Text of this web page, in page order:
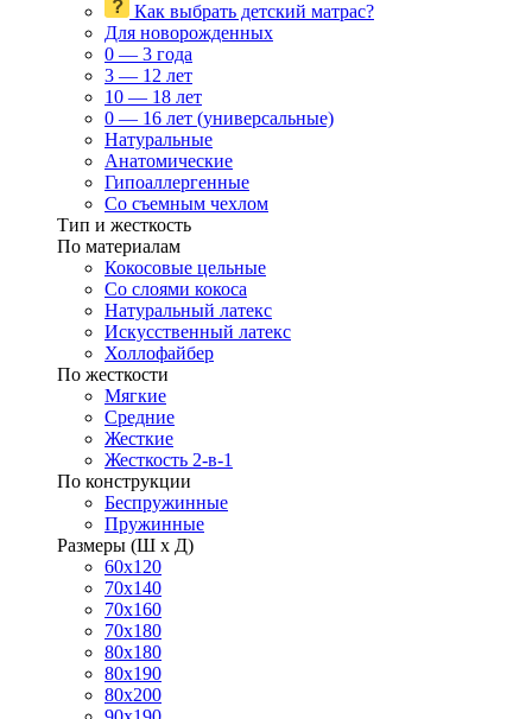
Как выбрать детский матрас?
Для новорожденных
0 — 3 года
3 — 12 лет
10 — 18 лет
0 — 16 лет (универсальные)
Натуральные
Анатомические
Гипоаллергенные
Со съемным чехлом
Тип и жесткость
По материалам
Кокосовые цельные
Со слоями кокоса
Натуральный латекс
Искусственный латекс
Холлофайбер
По жесткости
Мягкие
Средние
Жесткие
Жесткость 2-в-1
По конструкции
Беспружинные
Пружинные
Размеры (Ш х Д)
60х120
70х140
70х160
70х180
80х180
80х190
80х200